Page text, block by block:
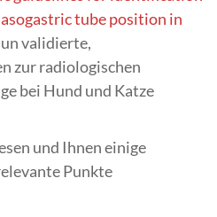
tube position in
validierte,
zur radiologischen
bei Hund und Katze
und Ihnen einige
Punkte